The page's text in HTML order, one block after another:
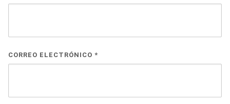
CORREO ELECTRÓNICO *